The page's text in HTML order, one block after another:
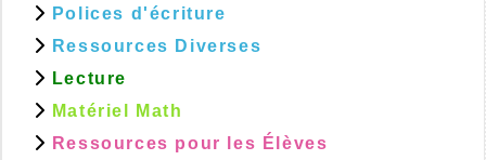
Polices d'écriture
Ressources Diverses
Lecture
Matériel Math
Ressources pour les Élèves